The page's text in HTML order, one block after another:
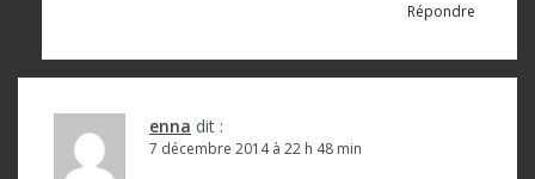
Répondre
enna dit :
7 décembre 2014 à 22 h 48 min